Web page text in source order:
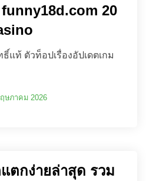
20
แท้ ตัวท็อปเรื่องอัปเดตเกม
ษภาคม 2026
ตกง่ายล่าสุด รวม